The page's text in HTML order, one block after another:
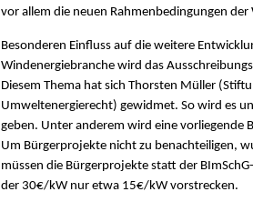
vor allem die neuen Rahmenbedingungen
Besonderen Einfluss auf die weitere
Windenergiebranche wird das
Diesem Thema hat sich Thorsten Müller
Umweltenergierecht) gewidmet. So wird es
geben. Unter anderem wird eine vorliegende
Um Bürgerprojekte nicht zu benachteiligen,
müssen die Bürgerprojekte statt der
der 30€/kW nur etwa 15€/kW vorstrecken.